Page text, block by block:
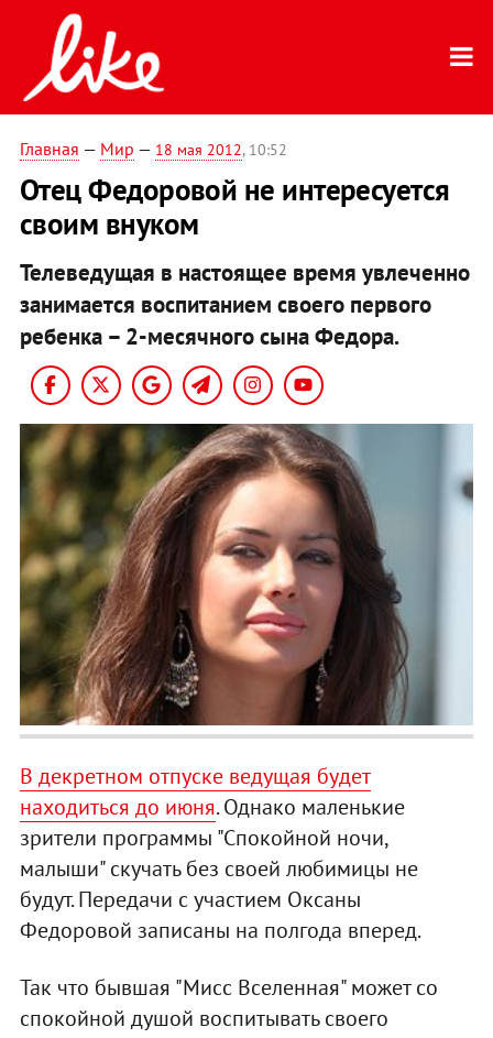
Главная — Мир — 18 мая 2012, 10:52
Отец Федоровой не интересуется
своим внуком
Телеведущая в настоящее время увлеченно
занимается воспитанием своего первого
ребенка – 2-месячного сына Федора.
В декретном отпуске ведущая будет
находиться до июня. Однако маленькие
зрители программы "Спокойной ночи,
малыши" скучать без своей любимицы не
будут. Передачи с участием Оксаны
Федоровой записаны на полгода вперед.
Так что бывшая "Мисс Вселенная" может со
спокойной душой воспитывать своего